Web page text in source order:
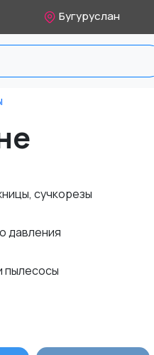
Бугуруслан
сучкорезы
давления
пылесосы